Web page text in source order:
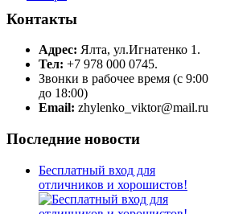
Контакты
Адрес: Ялта, ул.Игнатенко 1.
Тел: +7 978 000 0745.
Звонки в рабочее время (с 9:00
до 18:00)
Email: zhylenko_viktor@mail.ru
Последние новости
Бесплатный вход для
отличников и хорошистов!